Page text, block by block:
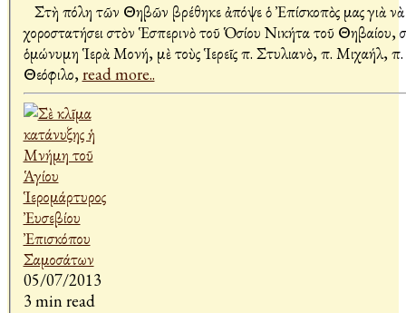
Στὴ πόλη τῶν Θηβῶν βρέθηκε ἀπόψε ὁ Ἐπίσκοπὸς μας γιὰ νὰ
χοροστατήσει στὸν Ἑσπερινὸ τοῦ Ὁσίου Νικήτα τοῦ Θηβαίου,
ὁμώνυμη Ἱερὰ Μονή, μὲ τοὺς Ἱερεῖς π. Στυλιανὸ, π. Μιχαήλ, π.
Θεόφιλο,read more..
05/07/2013
3 min read